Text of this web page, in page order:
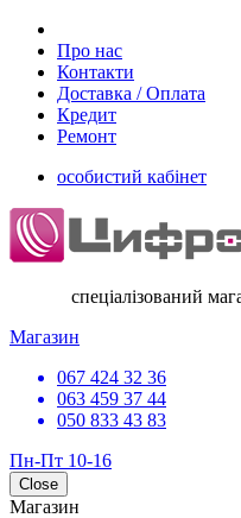
Про нас
Контакти
Доставка / Оплата
Кредит
Ремонт
особистий кабінет
спеціалізований
Магазин
067 424 32 36
063 459 37 44
050 833 43 83
Пн-Пт 10-16
Close
Магазин